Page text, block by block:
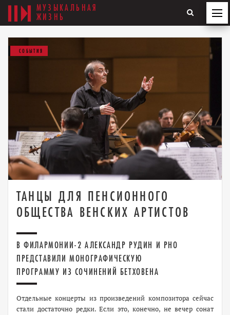
МУЗЫКАЛЬНАЯ
ЖИЗНЬ
СОБЫТИЯ
ТАНЦЫ ДЛЯ ПЕНСИОННОГО
ОБЩЕСТВА ВЕНСКИХ АРТИСТОВ
В ФИЛАРМОНИИ-2 АЛЕКСАНДР РУДИН И РНО
ПРЕДСТАВИЛИ МОНОГРАФИЧЕСКУЮ
ПРОГРАММУ ИЗ СОЧИНЕНИЙ БЕТХОВЕНА
Отдельные концерты из произведений композитора сейчас
стали достаточно редки. Если это, конечно, не вечер сонат